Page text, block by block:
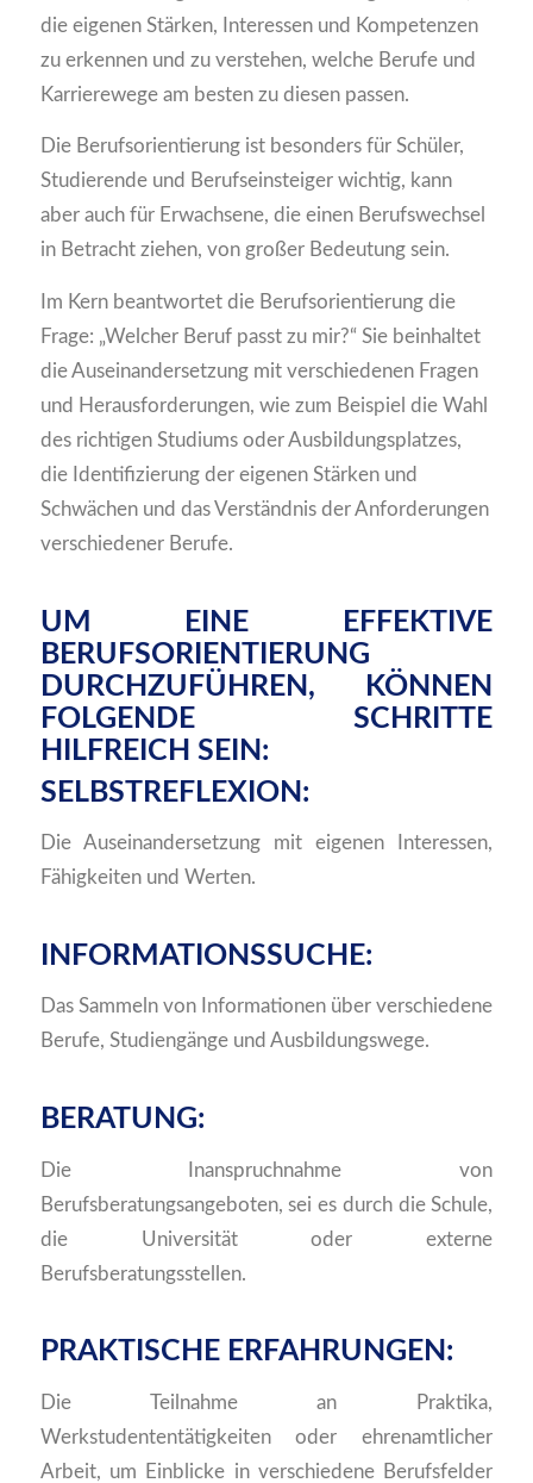
die eigenen Stärken, Interessen und Kompetenzen
zu erkennen und zu verstehen, welche Berufe und
Karrierewege am besten zu diesen passen.
Die Berufsorientierung ist besonders für Schüler,
Studierende und Berufseinsteiger wichtig, kann
aber auch für Erwachsene, die einen Berufswechsel
in Betracht ziehen, von großer Bedeutung sein.
Im Kern beantwortet die Berufsorientierung die
Frage: „Welcher Beruf passt zu mir?“ Sie beinhaltet
die Auseinandersetzung mit verschiedenen Fragen
und Herausforderungen, wie zum Beispiel die Wahl
des richtigen Studiums oder Ausbildungsplatzes,
die Identifizierung der eigenen Stärken und
Schwächen und das Verständnis der Anforderungen
verschiedener Berufe.
UM EINE EFFEKTIVE
BERUFSORIENTIERUNG
DURCHZUFÜHREN, KÖNNEN
FOLGENDE SCHRITTE
HILFREICH SEIN:
SELBSTREFLEXION:
Die Auseinandersetzung mit eigenen Interessen,
Fähigkeiten und Werten.
INFORMATIONSSUCHE:
Das Sammeln von Informationen über verschiedene
Berufe, Studiengänge und Ausbildungswege.
BERATUNG:
Die Inanspruchnahme von
Berufsberatungsangeboten, sei es durch die Schule,
die Universität oder externe
Berufsberatungsstellen.
PRAKTISCHE ERFAHRUNGEN:
Die Teilnahme an Praktika,
Werkstudententätigkeiten oder ehrenamtlicher
Arbeit, um Einblicke in verschiedene Berufsfelder